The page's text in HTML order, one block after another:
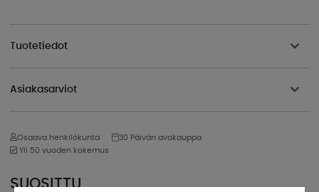
Tuotetiedot
Asiakasarviot
Osaava henkilökunta
30 Päivän avokauppa
Yli 50 vuoden kokemus
SUOSITTU